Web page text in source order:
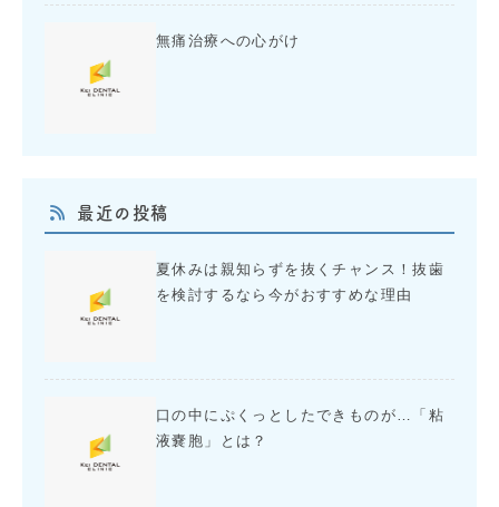
無痛治療への心がけ
最近の投稿
夏休みは親知らずを抜くチャンス！抜歯
を検討するなら今がおすすめな理由
口の中にぷくっとしたできものが…「粘
液嚢胞」とは？